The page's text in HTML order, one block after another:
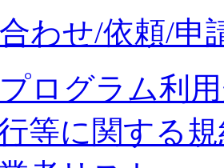
わせ/依頼/申
ログラム利
等に関する